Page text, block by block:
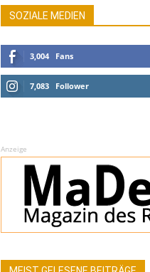
SOZIALE MEDIEN
3,004 Fans
7,083 Follower
Anzeige